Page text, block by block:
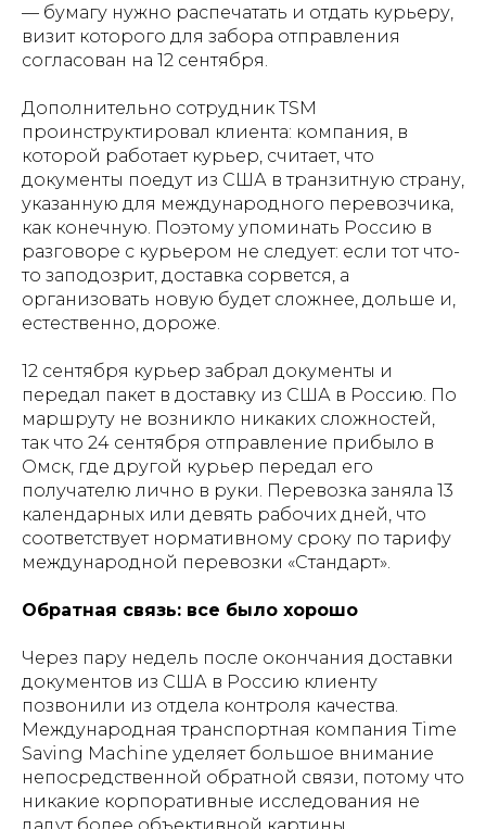
— бумагу нужно распечатать и отдать курьеру,
визит которого для забора отправления
согласован на 12 сентября.
Дополнительно сотрудник TSM
проинструктировал клиента: компания, в
которой работает курьер, считает, что
документы поедут из США в транзитную страну,
указанную для международного перевозчика,
как конечную. Поэтому упоминать Россию в
разговоре с курьером не следует: если тот что-
то заподозрит, доставка сорвется, а
организовать новую будет сложнее, дольше и,
естественно, дороже.
12 сентября курьер забрал документы и
передал пакет в доставку из США в Россию. По
маршруту не возникло никаких сложностей,
так что 24 сентября отправление прибыло в
Омск, где другой курьер передал его
получателю лично в руки. Перевозка заняла 13
календарных или девять рабочих дней, что
соответствует нормативному сроку по тарифу
международной перевозки «Стандарт».
Обратная связь: все было хорошо
Через пару недель после окончания доставки
документов из США в Россию клиенту
позвонили из отдела контроля качества.
Международная транспортная компания Time
Saving Machine уделяет большое внимание
непосредственной обратной связи, потому что
никакие корпоративные исследования не
дадут более объективной картины.